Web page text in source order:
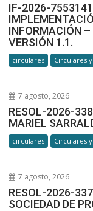
IF-2026-
INFORMACIÓN
VERSIÓN 1.1.
circulares Circulares
7 agosto, 2026
RESOL-2026-
MARIEL
circulares Circulares
7 agosto, 2026
RESOL-2026-
SOCIEDAD DE